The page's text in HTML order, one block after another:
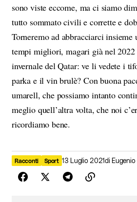
sono viste eccome, ma ci siamo
tutto sommato civili e corrette e
Torneremo ad abbracciarci
tempi migliori, magari già nel
invernale del Qatar: ve li vedete i
parka e il vin brulè? Con buona
umarell, che possiamo intanto
meglio quell’altra volta, che noi
ricordiamo bene.
Racconti Sport 13 Luglio 2021di